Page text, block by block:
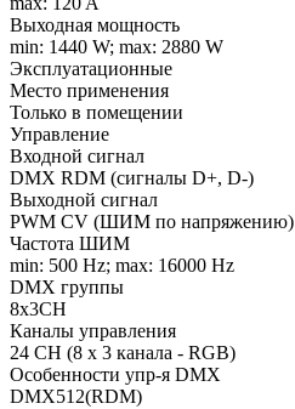
Выходная мощность
min: 1440 W; max: 2880 W
Эксплуатационные
Место применения
Только в помещении
Управление
Входной сигнал
DMX RDM (сигналы D+, D-)
Выходной сигнал
PWM СV (ШИМ по напряжению)
Частота ШИМ
min: 500 Hz; max: 16000 Hz
DMX группы
8x3CH
Каналы управления
24 CH (8 x 3 канала - RGB)
Особенности упр-я DMX
DMX512(RDM)